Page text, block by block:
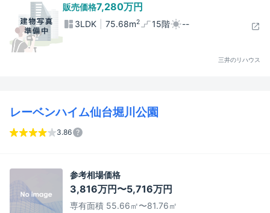
販売価格7,280万円
3LDK 75.68m2 15階 --
三井のリハウス
レーベンハイム仙台堀川公園
3.86
参考相場価格
3,816万円〜5,716万円
専有面積 55.66㎡〜81.76㎡